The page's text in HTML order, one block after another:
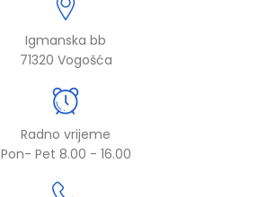
Igmanska bb
71320 Vogošća
Radno vrijeme
Pon- Pet 8.00 - 16.00